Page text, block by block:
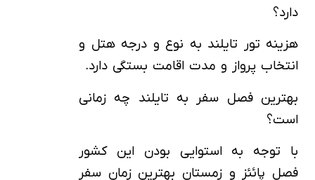
دارد؟
هزینه تور تایلند به نوع و درجه هتل و
انتخاب پرواز و مدت اقامت بستگی دارد.
بهترین فصل سفر به تایلند چه زمانی
است؟
با توجه به استوایی بودن این کشور
فصل پائئز و زمستان بهترین زمان سفر